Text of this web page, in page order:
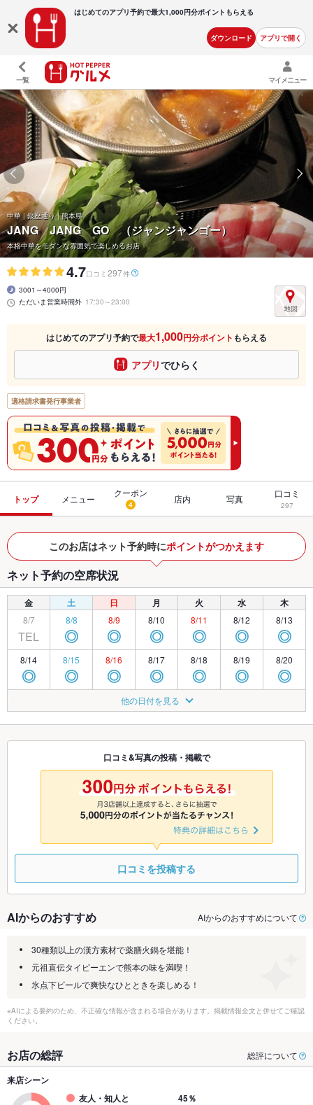
はじめてのアプリ予約で最大1,000円分ポイントもらえる
ダウンロード アプリで開く
一覧 マイメニュー
中華 | 銀座通り | 熊本県
JANG JANG GO （ジャンジャンゴー）
本格中華をモダンな雰囲気で楽しめるお店
4.7口コミ 297件
3001～4000円
ただいま営業時間外 17:30～23:00
はじめてのアプリ予約で最大1,000円分ポイント もらえる
アプリでひらく
適格請求書発行事業者
トップ メニュー
クーポン
4 店内 写真 口コミ
297
このお店はネット予約時にポイントがつかえます
ネット予約の空席状況
金 土 日 月 火 水 木
8/7
TEL
8/8
◎
8/9
◎
8/10
◎
8/11
◎
8/12
◎
8/13
◎
8/14
◎
8/15
◎
8/16
◎
8/17
◎
8/18
◎
8/19
◎
8/20
◎
◎ ◎
8/23
◎
8/24
◎
8/25
◎ ◎ ◎
8/28 8/29 8/30
◎
8/31
◎
9/1
◎
9/2 9/3
9/6
◎ ◎ ◎ ◎
他の日付を見る
口コミ&写真の投稿・掲載で
口コミを投稿する
AIからのおすすめ AIからのおすすめについて
30種類以上の漢方素材で薬膳火鍋を堪能！
元祖直伝タイピーエンで熊本の味を満喫！
氷点下ビールで爽快なひとときを楽しめる！
※AIによる要約のため、不正確な情報が含まれる場合があります。掲載情報全文と併せてご確認
ください。
お店の総評 総評について
来店シーン
友人・知人と
45％